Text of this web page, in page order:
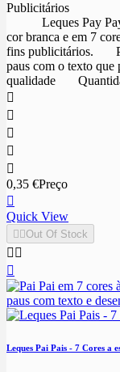
Publicitários
Leques Pay Pay,
cor branca e em 7
fins publicitários.
paus com o texto
qualidade





0,35 €Preço

Quick View
 Out Of Stock
 

Leques Pai Pais - 7 Cores a